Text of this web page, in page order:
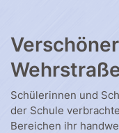
Schülerinnen und
der Schule
Bereichen ihr